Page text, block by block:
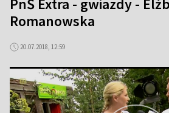
PnŚ Extra - gwiazdy -
Romanowska
20.07.2018, 12:59